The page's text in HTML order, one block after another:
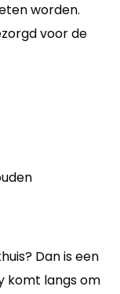
worden.
voor de
Dan is een
komt langs om